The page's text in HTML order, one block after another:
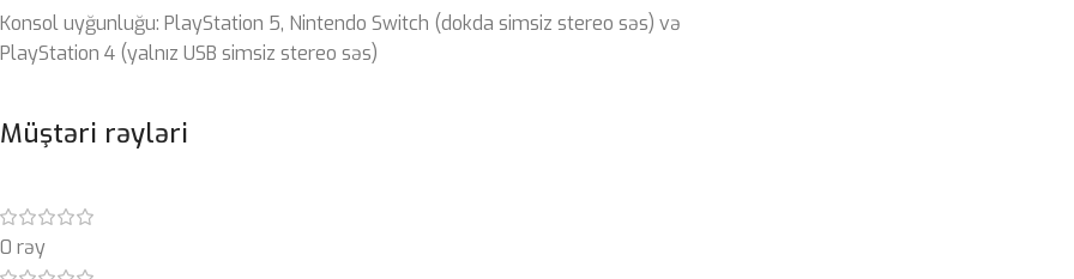
Konsol uyğunluğu: PlayStation 5, Nintendo Switch (dokda simsiz stereo səs) və
PlayStation 4 (yalnız USB simsiz stereo səs)
Müştəri rəyləri
0 rəy